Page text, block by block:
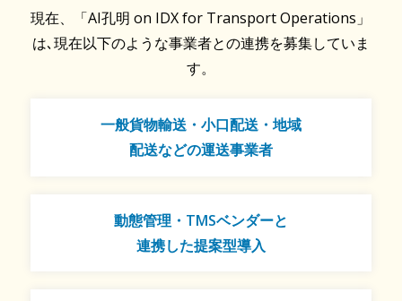
現在、「AI孔明 on IDX for Transport Operations」
は､現在以下のような事業者との連携を募集していま
す。
一般貨物輸送・小口配送・地域
配送などの運送事業者
動態管理・TMSベンダーと
連携した提案型導入